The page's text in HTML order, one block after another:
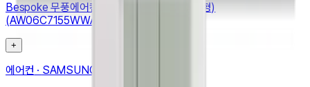
Bespoke 무풍에어컨 윈도우핏 19.2㎡ (매립형)
(AW06C7155WWAZ)
+
에어컨 · SAMSUNG